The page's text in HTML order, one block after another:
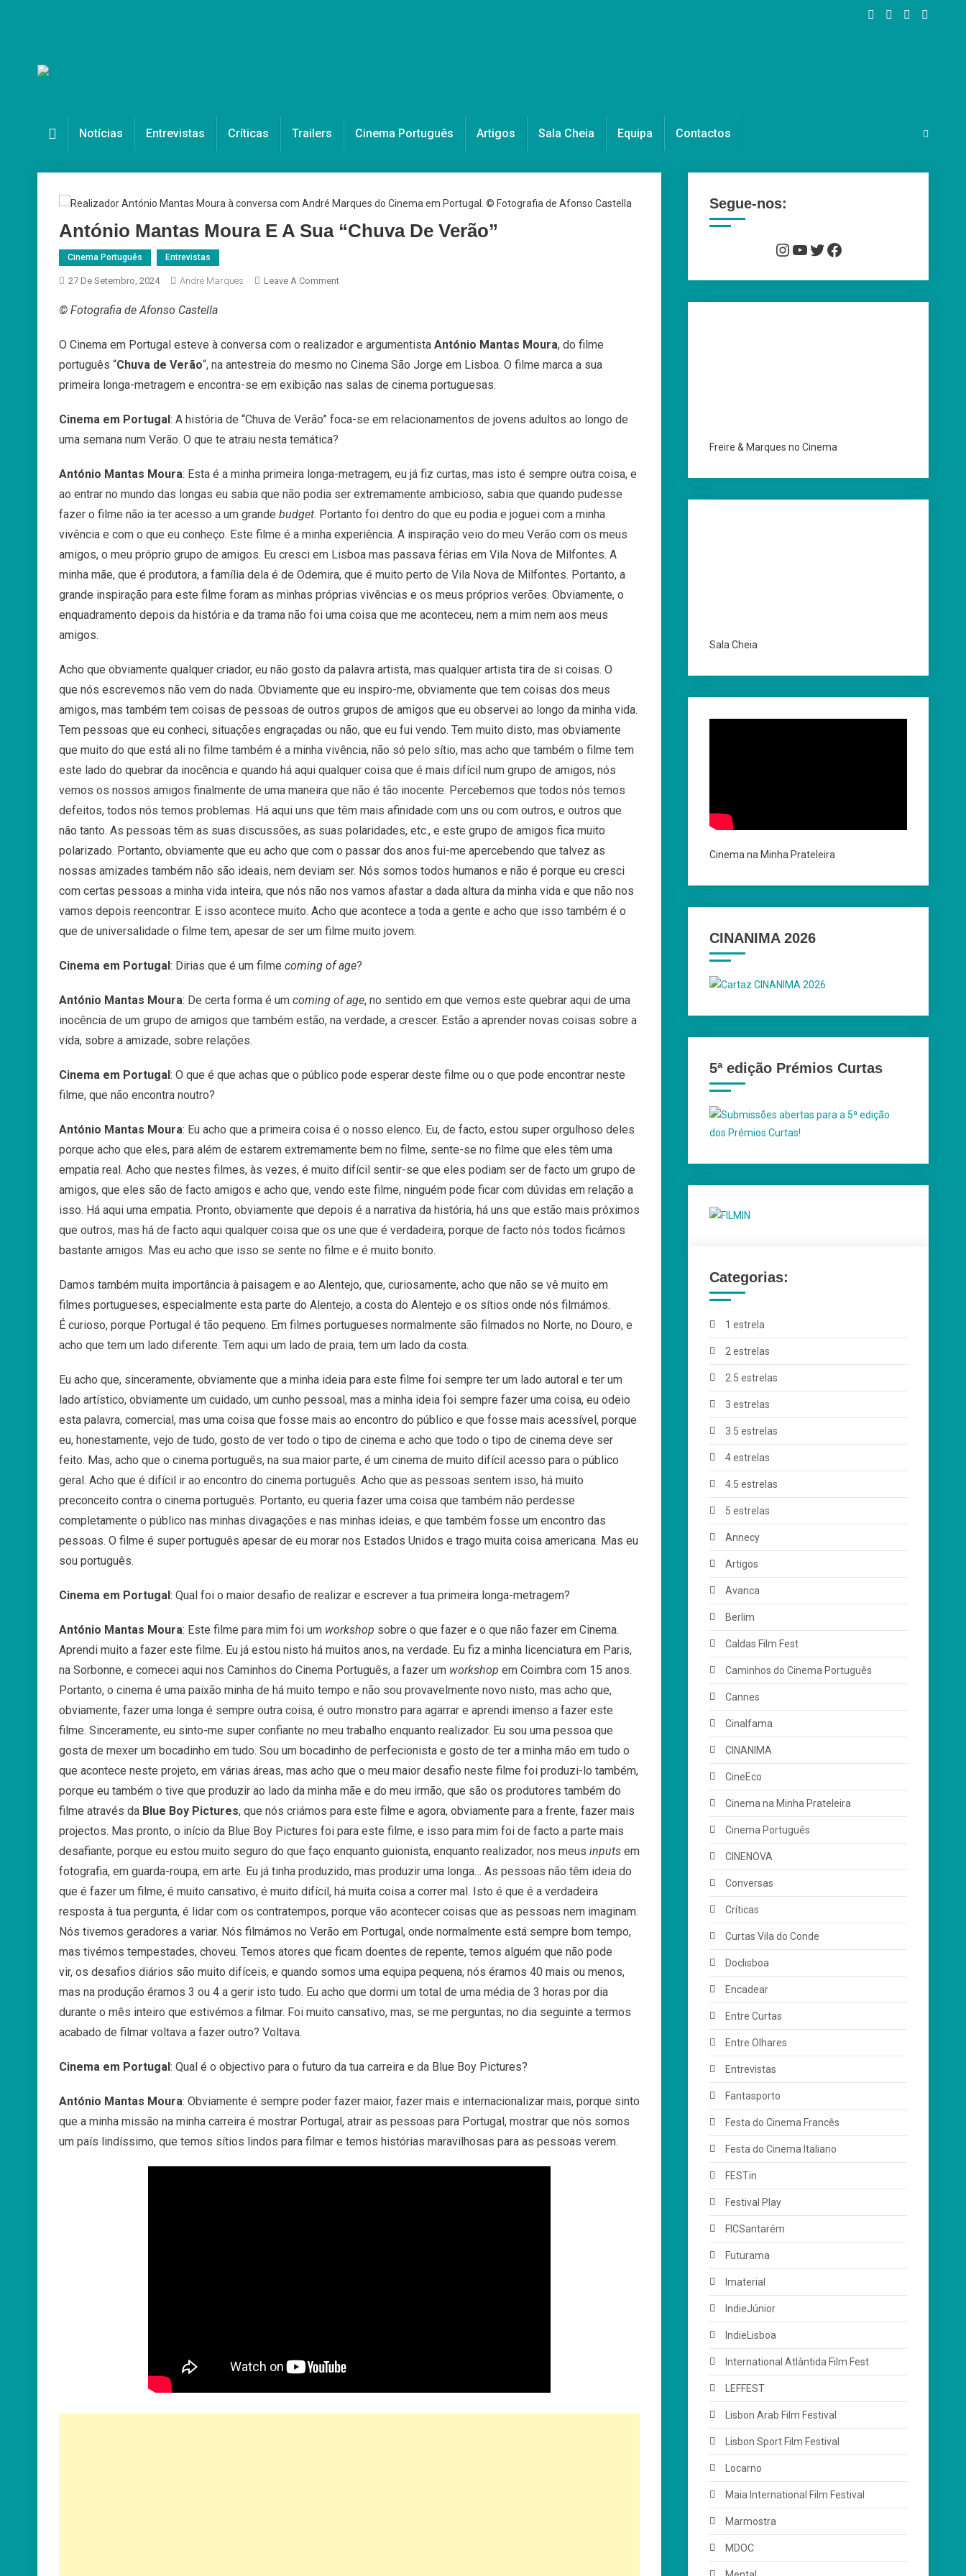
Notícias Entrevistas Críticas Trailers Cinema Português Artigos Sala Cheia Equipa Contactos
António Mantas Moura E A Sua “Chuva De Verão”
Cinema Português Entrevistas
27 De Setembro, 2024 André Marques Leave A CommentOn
E
A
© Fotografia de Afonso Castella
O Cinema em Portugal esteve à conversa com o realizador e argumentista António Mantas Moura, do filme
português “Chuva de Verão“, na antestreia do mesmo no Cinema São Jorge em Lisboa. O filme marca a sua
primeira longa-metragem e encontra-se em exibição nas salas de cinema portuguesas.
Cinema em Portugal: A história de “Chuva de Verão” foca-se em relacionamentos de jovens adultos ao longo de
uma semana num Verão. O que te atraiu nesta temática?
António Mantas Moura: Esta é a minha primeira longa-metragem, eu já fiz curtas, mas isto é sempre outra coisa, e
ao entrar no mundo das longas eu sabia que não podia ser extremamente ambicioso, sabia que quando pudesse
fazer o filme não ia ter acesso a um grande budget. Portanto foi dentro do que eu podia e joguei com a minha
vivência e com o que eu conheço. Este filme é a minha experiência. A inspiração veio do meu Verão com os meus
amigos, o meu próprio grupo de amigos. Eu cresci em Lisboa mas passava férias em Vila Nova de Milfontes. A
minha mãe, que é produtora, a família dela é de Odemira, que é muito perto de Vila Nova de Milfontes. Portanto, a
grande inspiração para este filme foram as minhas próprias vivências e os meus próprios verões. Obviamente, o
enquadramento depois da história e da trama não foi uma coisa que me aconteceu, nem a mim nem aos meus
amigos.
Acho que obviamente qualquer criador, eu não gosto da palavra artista, mas qualquer artista tira de si coisas. O
que nós escrevemos não vem do nada. Obviamente que eu inspiro-me, obviamente que tem coisas dos meus
amigos, mas também tem coisas de pessoas de outros grupos de amigos que eu observei ao longo da minha vida.
Tem pessoas que eu conheci, situações engraçadas ou não, que eu fui vendo. Tem muito disto, mas obviamente
que muito do que está ali no filme também é a minha vivência, não só pelo sítio, mas acho que também o filme tem
este lado do quebrar da inocência e quando há aqui qualquer coisa que é mais difícil num grupo de amigos, nós
vemos os nossos amigos finalmente de uma maneira que não é tão inocente. Percebemos que todos nós temos
defeitos, todos nós temos problemas. Há aqui uns que têm mais afinidade com uns ou com outros, e outros que
não tanto. As pessoas têm as suas discussões, as suas polaridades, etc., e este grupo de amigos fica muito
polarizado. Portanto, obviamente que eu acho que com o passar dos anos fui-me apercebendo que talvez as
nossas amizades também não são ideais, nem deviam ser. Nós somos todos humanos e não é porque eu cresci
com certas pessoas a minha vida inteira, que nós não nos vamos afastar a dada altura da minha vida e que não nos
vamos depois reencontrar. E isso acontece muito. Acho que acontece a toda a gente e acho que isso também é o
que de universalidade o filme tem, apesar de ser um filme muito jovem.
Cinema em Portugal: Dirias que é um filme coming of age?
António Mantas Moura: De certa forma é um coming of age, no sentido em que vemos este quebrar aqui de uma
inocência de um grupo de amigos que também estão, na verdade, a crescer. Estão a aprender novas coisas sobre a
vida, sobre a amizade, sobre relações.
Cinema em Portugal: O que é que achas que o público pode esperar deste filme ou o que pode encontrar neste
filme, que não encontra noutro?
António Mantas Moura: Eu acho que a primeira coisa é o nosso elenco. Eu, de facto, estou super orgulhoso deles
porque acho que eles, para além de estarem extremamente bem no filme, sente-se no filme que eles têm uma
empatia real. Acho que nestes filmes, às vezes, é muito difícil sentir-se que eles podiam ser de facto um grupo de
amigos, que eles são de facto amigos e acho que, vendo este filme, ninguém pode ficar com dúvidas em relação a
isso. Há aqui uma empatia. Pronto, obviamente que depois é a narrativa da história, há uns que estão mais próximos
que outros, mas há de facto aqui qualquer coisa que os une que é verdadeira, porque de facto nós todos ficámos
bastante amigos. Mas eu acho que isso se sente no filme e é muito bonito.
Damos também muita importância à paisagem e ao Alentejo, que, curiosamente, acho que não se vê muito em
filmes portugueses, especialmente esta parte do Alentejo, a costa do Alentejo e os sítios onde nós filmámos.
É curioso, porque Portugal é tão pequeno. Em filmes portugueses normalmente são filmados no Norte, no Douro, e
acho que tem um lado diferente. Tem aqui um lado de praia, tem um lado da costa.
Eu acho que, sinceramente, obviamente que a minha ideia para este filme foi sempre ter um lado autoral e ter um
lado artístico, obviamente um cuidado, um cunho pessoal, mas a minha ideia foi sempre fazer uma coisa, eu odeio
esta palavra, comercial, mas uma coisa que fosse mais ao encontro do público e que fosse mais acessível, porque
eu, honestamente, vejo de tudo, gosto de ver todo o tipo de cinema e acho que todo o tipo de cinema deve ser
feito. Mas, acho que o cinema português, na sua maior parte, é um cinema de muito difícil acesso para o público
geral. Acho que é difícil ir ao encontro do cinema português. Acho que as pessoas sentem isso, há muito
preconceito contra o cinema português. Portanto, eu queria fazer uma coisa que também não perdesse
completamente o público nas minhas divagações e nas minhas ideias, e que também fosse um encontro das
pessoas. O filme é super português apesar de eu morar nos Estados Unidos e trago muita coisa americana. Mas eu
sou português.
Cinema em Portugal: Qual foi o maior desafio de realizar e escrever a tua primeira longa-metragem?
António Mantas Moura: Este filme para mim foi um workshop sobre o que fazer e o que não fazer em Cinema.
Aprendi muito a fazer este filme. Eu já estou nisto há muitos anos, na verdade. Eu fiz a minha licenciatura em Paris,
na Sorbonne, e comecei aqui nos Caminhos do Cinema Português, a fazer um workshop em Coimbra com 15 anos.
Portanto, o cinema é uma paixão minha de há muito tempo e não sou provavelmente novo nisto, mas acho que,
obviamente, fazer uma longa é sempre outra coisa, é outro monstro para agarrar e aprendi imenso a fazer este
filme. Sinceramente, eu sinto-me super confiante no meu trabalho enquanto realizador. Eu sou uma pessoa que
gosta de mexer um bocadinho em tudo. Sou um bocadinho de perfecionista e gosto de ter a minha mão em tudo o
que acontece neste projeto, em várias áreas, mas acho que o meu maior desafio neste filme foi produzi-lo também,
porque eu também o tive que produzir ao lado da minha mãe e do meu irmão, que são os produtores também do
filme através da Blue Boy Pictures, que nós criámos para este filme e agora, obviamente para a frente, fazer mais
projectos. Mas pronto, o início da Blue Boy Pictures foi para este filme, e isso para mim foi de facto a parte mais
desafiante, porque eu estou muito seguro do que faço enquanto guionista, enquanto realizador, nos meus inputs em
fotografia, em guarda-roupa, em arte. Eu já tinha produzido, mas produzir uma longa… As pessoas não têm ideia do
que é fazer um filme, é muito cansativo, é muito difícil, há muita coisa a correr mal. Isto é que é a verdadeira
resposta à tua pergunta, é lidar com os contratempos, porque vão acontecer coisas que as pessoas nem imaginam.
Nós tivemos geradores a variar. Nós filmámos no Verão em Portugal, onde normalmente está sempre bom tempo,
mas tivémos tempestades, choveu. Temos atores que ficam doentes de repente, temos alguém que não pode
vir, os desafios diários são muito difíceis, e quando somos uma equipa pequena, nós éramos 40 mais ou menos,
mas na produção éramos 3 ou 4 a gerir isto tudo. Eu acho que dormi um total de uma média de 3 horas por dia
durante o mês inteiro que estivémos a filmar. Foi muito cansativo, mas, se me perguntas, no dia seguinte a termos
acabado de filmar voltava a fazer outro? Voltava.
Cinema em Portugal: Qual é o objectivo para o futuro da tua carreira e da Blue Boy Pictures?
António Mantas Moura: Obviamente é sempre poder fazer maior, fazer mais e internacionalizar mais, porque sinto
que a minha missão na minha carreira é mostrar Portugal, atrair as pessoas para Portugal, mostrar que nós somos
um país lindíssimo, que temos sítios lindos para filmar e temos histórias maravilhosas para as pessoas verem.
Segue-nos:
Instagram
YouTube
Twitter
Facebook
Freire & Marques no Cinema
Sala Cheia
Cinema na Minha Prateleira
CINANIMA 2026
5ª edição Prémios Curtas
Categorias:
1 estrela
2 estrelas
2.5 estrelas
3 estrelas
3.5 estrelas
4 estrelas
4.5 estrelas
5 estrelas
Annecy
Artigos
Avanca
Berlim
Caldas Film Fest
Caminhos do Cinema Português
Cannes
Cinalfama
CINANIMA
CineEco
Cinema na Minha Prateleira
Cinema Português
CINENOVA
Conversas
Críticas
Curtas Vila do Conde
Doclisboa
Encadear
Entre Curtas
Entre Olhares
Entrevistas
Fantasporto
Festa do Cinema Francês
Festa do Cinema Italiano
FESTin
Festival Play
FICSantarém
Futurama
Imaterial
IndieJúnior
IndieLisboa
International Atlàntida Film Fest
LEFFEST
Lisbon Arab Film Festival
Lisbon Sport Film Festival
Locarno
Maia International Film Festival
Marmostra
MDOC